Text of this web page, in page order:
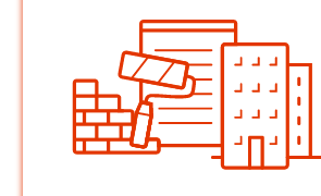
Muuda pildi
kirjeldust